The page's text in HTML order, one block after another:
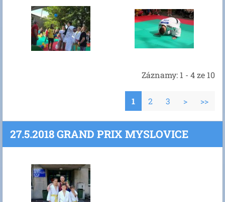
Záznamy: 1 - 4 ze 10
1 2 3 > >>
27.5.2018 GRAND PRIX MYSLOVICE